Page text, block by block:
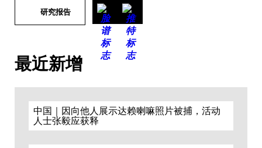
研究报告
最近新增
中国｜因向他人展示达赖喇嘛照片被捕，活动
人士张毅应获释